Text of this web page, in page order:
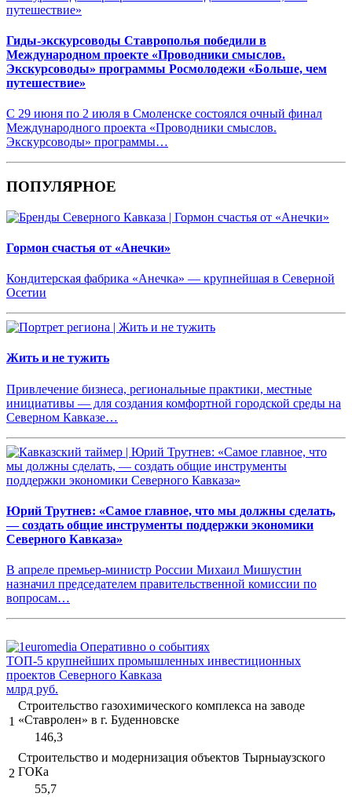
Гиды-экскурсоводы Ставрополья победили в
Международном проекте «Проводники смыслов.
Экскурсоводы» программы Росмолодежи «Больше, чем
путешествие»
С 29 июня по 2 июля в Смоленске состоялся очный финал
Международного проекта «Проводники смыслов.
Экскурсоводы» программы…
ПОПУЛЯРНОЕ
Гормон счастья от «Анечки»
Кондитерская фабрика «Анечка» — крупнейшая в Северной
Осетии
Жить и не тужить
Привлечение бизнеса, региональные практики, местные
инициативы — для создания комфортной городской среды на
Северном Кавказе…
Юрий Трутнев: «Самое главное, что мы должны сделать,
— создать общие инструменты поддержки экономики
Северного Кавказа»
В апреле премьер-министр России Михаил Мишустин
назначил председателем правительственной комиссии по
вопросам…
ТОП-5 крупнейших промышленных инвестиционных
проектов Северного Кавказа
млрд руб.
1
Строительство газохимического комплекса на заводе
«Ставролен» в г. Буденновске
146,3
2
Строительство и модернизация объектов Тырныаузского
ГОКа
55,7